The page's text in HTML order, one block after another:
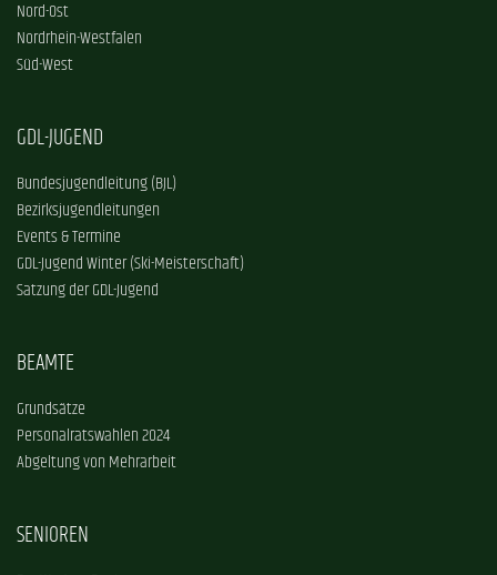
Nord-Ost
Nordrhein-Westfalen
Süd-West
GDL-JUGEND
Bundesjugendleitung (BJL)
Bezirksjugendleitungen
Events & Termine
GDL-Jugend Winter (Ski-Meisterschaft)
Satzung der GDL-Jugend
BEAMTE
Grundsätze
Personalratswahlen 2024
Abgeltung von Mehrarbeit
SENIOREN